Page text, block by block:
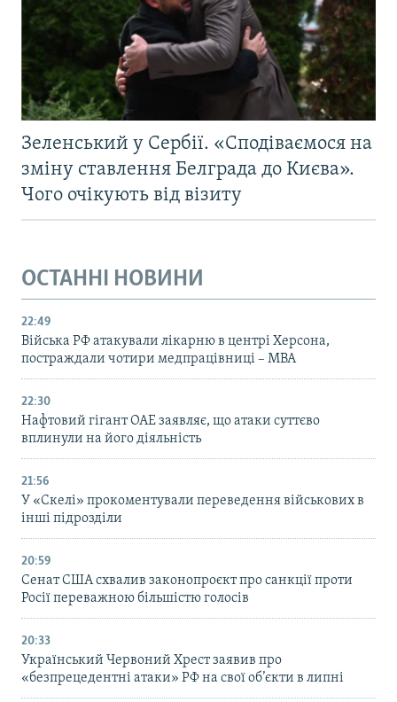
Зеленський у Сербії. «Сподіваємося на
зміну ставлення Белграда до Києва».
Чого очікують від візиту
ОСТАННІ НОВИНИ
22:49
Війська РФ атакували лікарню в центрі Херсона,
постраждали чотири медпрацівниці – МВА
22:30
Нафтовий гігант ОАЕ заявляє, що атаки суттєво
вплинули на його діяльність
21:56
У «Скелі» прокоментували переведення військових в
інші підрозділи
20:59
Cенат США схвалив законопроєкт про санкції проти
Росії переважною більшістю голосів
20:33
Український Червоний Хрест заявив про
«безпрецедентні атаки» РФ на свої об’єкти в липні